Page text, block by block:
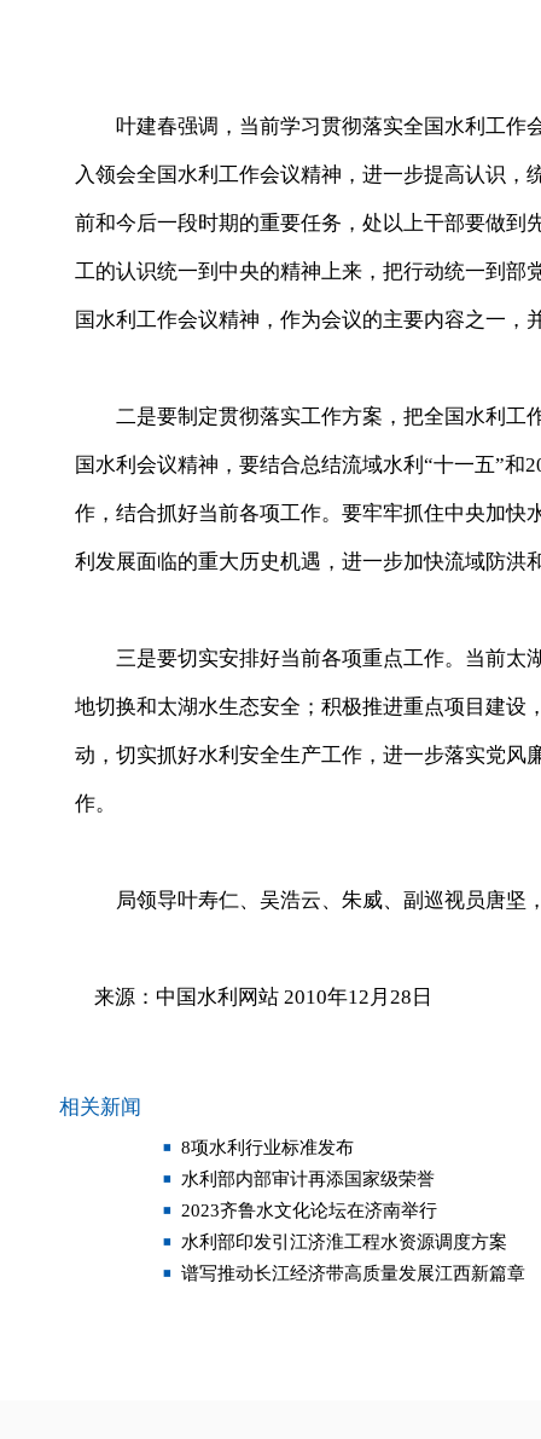
叶建春强调，当前学习贯彻落实全国水利工作
入领会全国水利工作会议精神，进一步提高认识
前和今后一段时期的重要任务，处以上干部要做
工的认识统一到中央的精神上来，把行动统一到
国水利工作会议精神，作为会议的主要内容之一，
二是要制定贯彻落实工作方案，把全国水利工
国水利会议精神，要结合总结流域水利“十一五”和
作，结合抓好当前各项工作。要牢牢抓住中央加
利发展面临的重大历史机遇，进一步加快流域防
三是要切实安排好当前各项重点工作。当前太
地切换和太湖水生态安全；积极推进重点项目建
动，切实抓好水利安全生产工作，进一步落实党
作。
局领导叶寿仁、吴浩云、朱威、副巡视员唐坚
来源：中国水利网站 2010年12月28日
相关新闻
8项水利行业标准发布
水利部内部审计再添国家级荣誉
2023齐鲁水文化论坛在济南举行
水利部印发引江济淮工程水资源调度方案
谱写推动长江经济带高质量发展江西新篇章